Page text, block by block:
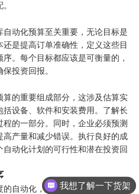
自动化预算至关重要， 无论目标是
是提高订单准确性，定义这些目
。每个目标都应该是可衡量的，
投资回报。
算的重要组成部分， 这涉及估算实
设备、软件和安装费用。了解长
的一部分。同时，企业必须预测
产量和减少错误。执行良好的成
动化计划的可行性和潜在投资回
的自动化，战略预算涉及根据投资
我想了解一下货架